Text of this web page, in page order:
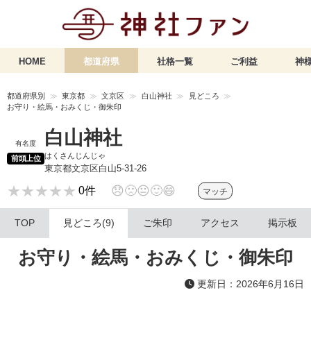
HOME 都道府県 社格一覧 ご利益 神
都道府県別 東京都 文京区 白山神社
見どころ
お守り・絵馬・おみくじ・御朱印
有名度
前頭上位
白山神社
はくさんじんじゃ
東京都文京区白山5-31-26
★★★★★
★★★★★ 0件 😞🙁😐🙂😄 マッチ
TOP 見どころ(9) ご朱印 アクセス 掲示板
お守り・絵馬・おみくじ・御朱印
更新日：2026年6月16日